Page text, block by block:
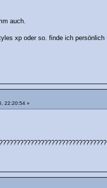
auch.
xp oder so. finde ich
22:20:54 »